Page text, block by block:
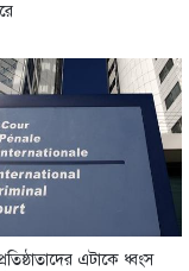
এটাকে ধ্বংস